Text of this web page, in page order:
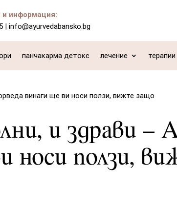
и информация:
|info@ayurvedabansko.bg
панчакарма детокс лечение терапии
винаги ще ви носи ползи, вижте защо
и здрави –
носи ползи,